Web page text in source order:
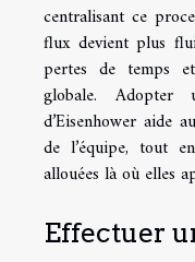
centralisant ce
flux devient plus
pertes de temps
globale. Adopter
d’Eisenhower aide
de l’équipe, tout
allouées là où elles
Effectuer